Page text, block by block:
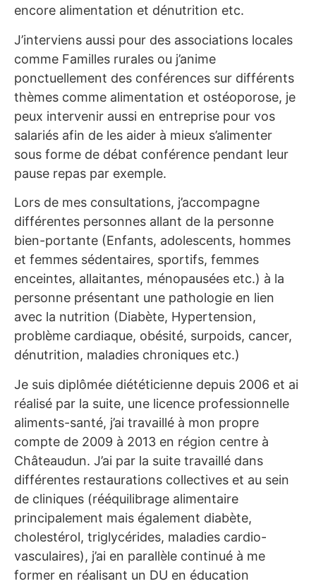
encore alimentation et dénutrition etc.
J’interviens aussi pour des associations locales
comme Familles rurales ou j’anime
ponctuellement des conférences sur différents
thèmes comme alimentation et ostéoporose, je
peux intervenir aussi en entreprise pour vos
salariés afin de les aider à mieux s’alimenter
sous forme de débat conférence pendant leur
pause repas par exemple.
Lors de mes consultations, j’accompagne
différentes personnes allant de la personne
bien-portante (Enfants, adolescents, hommes
et femmes sédentaires, sportifs, femmes
enceintes, allaitantes, ménopausées etc.) à la
personne présentant une pathologie en lien
avec la nutrition (Diabète, Hypertension,
problème cardiaque, obésité, surpoids, cancer,
dénutrition, maladies chroniques etc.)
Je suis diplômée diététicienne depuis 2006 et ai
réalisé par la suite, une licence professionnelle
aliments-santé, j’ai travaillé à mon propre
compte de 2009 à 2013 en région centre à
Châteaudun. J’ai par la suite travaillé dans
différentes restaurations collectives et au sein
de cliniques (rééquilibrage alimentaire
principalement mais également diabète,
cholestérol, triglycérides, maladies cardio-
vasculaires), j’ai en parallèle continué à me
former en réalisant un DU en éducation